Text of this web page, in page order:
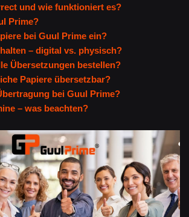
und wie funktioniert es?
Prime?
bei Guul Prime ein?
– digital vs. physisch?
Übersetzungen bestellen?
Papiere übersetzbar?
bei Guul Prime?
– was beachten?